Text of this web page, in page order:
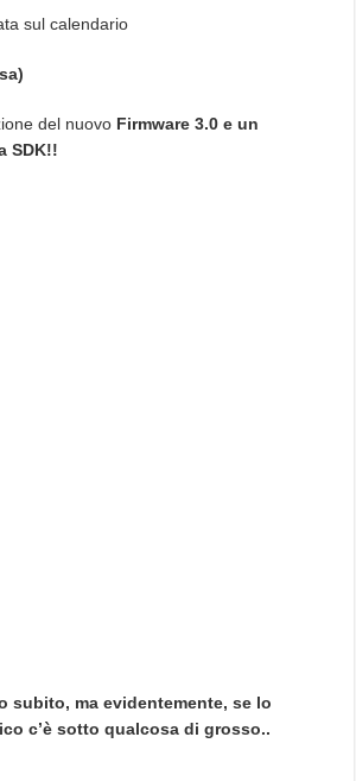
sul calendario
del nuovo Firmware 3.0 e un
SDK!!
subito, ma evidentemente, se lo
c’è sotto qualcosa di grosso..